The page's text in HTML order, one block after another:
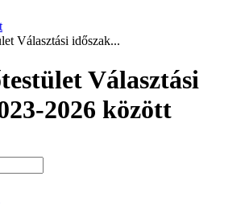
Választási időszak...
Választási
2026 között